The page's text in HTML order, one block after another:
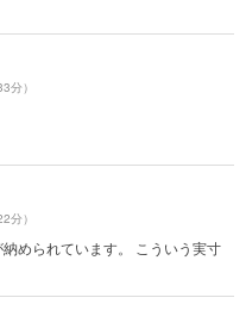
分）
分）
められています。 こういう実寸